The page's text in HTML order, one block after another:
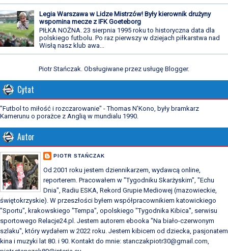
Legia Warszawa w Lidze Mistrzów! Były kierownik drużyny
wspomina mecze z IFK Goeteborg
PIŁKA NOŻNA. 23 sierpnia 1995 roku to historyczna data dla
polskiego futbolu. Po raz pierwszy w dziejach piłkarstwa nad
Wisłą nasz klub awa...
Piotr Stańczak. Obsługiwane przez usługę Blogger.
Cytat
"Futbol to miłość i rozczarowanie" - Thomas N'Kono, były bramkarz
Kamerunu o porażce z Anglią w mundialu 1990.
Autor
PIOTR STAŃCZAK
Od 2001 roku jestem dziennikarzem, wydawcą online,
reporterem. Pracowałem w "Tygodniku Skarżyskim", "Echu
Dnia", Radiu ESKA, Rekord Grupie Mediowej (mazowieckie,
świętokrzyskie). W przeszłości byłem współpracownikiem katowickiego
"Sportu", krakowskiego "Tempa", opolskiego "Tygodnika Kibica", serwisu
sportowego Relacje24.pl. Jestem autorem ebooka "Na biało-czerwonym
szlaku", który wydałem w 2022 roku. Jestem kibicem od dziecka, pasjonatem
kina i muzyki lat 80. i 90. Kontakt do mnie: stanczakpiotr30@gmail.com,